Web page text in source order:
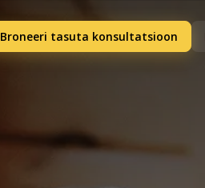
Broneeri tasuta konsultatsioon